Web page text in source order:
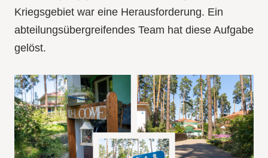
Kriegsgebiet war eine Herausforderung. Ein
abteilungsübergreifendes Team hat diese Aufgabe
gelöst.